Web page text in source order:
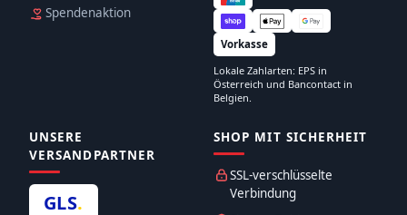
Spendenaktion
Vorkasse
Lokale Zahlarten: EPS in
Österreich und Bancontact in
Belgien.
UNSERE
VERSANDPARTNER
GLS.
SHOP MIT SICHERHEIT
SSL-verschlüsselte
Verbindung